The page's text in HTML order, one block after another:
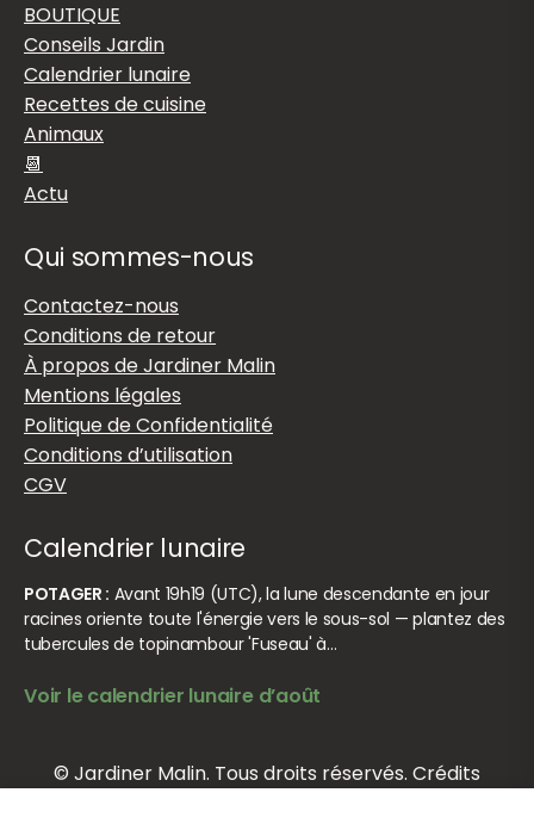
BOUTIQUE
Conseils Jardin
Calendrier lunaire
Recettes de cuisine
Animaux
📆
Actu
Qui sommes-nous
Contactez-nous
Conditions de retour
À propos de Jardiner Malin
Mentions légales
Politique de Confidentialité
Conditions d’utilisation
CGV
Calendrier lunaire
POTAGER : Avant 19h19 (UTC), la lune descendante en jour
racines oriente toute l'énergie vers le sous-sol — plantez des
tubercules de topinambour 'Fuseau' à…
Voir le calendrier lunaire d’août
© Jardiner Malin. Tous droits réservés. Crédits